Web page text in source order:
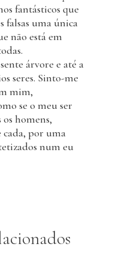
fantásticos que
falsas uma única
não está em
árvore e até a
seres. Sinto-me
mim,
se o meu ser
homens,
por uma
num eu